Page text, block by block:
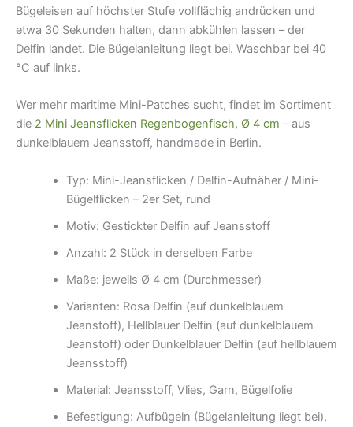
Bügeleisen auf höchster Stufe vollflächig andrücken und
etwa 30 Sekunden halten, dann abkühlen lassen – der
Delfin landet. Die Bügelanleitung liegt bei. Waschbar bei 40
°C auf links.
Wer mehr maritime Mini-Patches sucht, findet im Sortiment
die 2 Mini Jeansflicken Regenbogenfisch, Ø 4 cm – aus
dunkelblauem Jeansstoff, handmade in Berlin.
Typ: Mini-Jeansflicken / Delfin-Aufnäher / Mini-
Bügelflicken – 2er Set, rund
Motiv: Gestickter Delfin auf Jeansstoff
Anzahl: 2 Stück in derselben Farbe
Maße: jeweils Ø 4 cm (Durchmesser)
Varianten: Rosa Delfin (auf dunkelblauem
Jeanstoff), Hellblauer Delfin (auf dunkelblauem
Jeanstoff) oder Dunkelblauer Delfin (auf hellblauem
Jeansstoff)
Material: Jeansstoff, Vlies, Garn, Bügelfolie
Befestigung: Aufbügeln (Bügelanleitung liegt bei),